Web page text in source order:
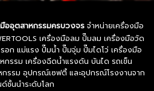
ออุตสาหกรรมครบวงจรจำหน่ายเครื่องมือ
เครื่องมือลม ปั๊มลม เครื่องมือวัด
ก แม่แรง ปั๊มน้ำ ปั๊มจุ่ม ปั๊มไดโว่ เครื่องมือ
รรม เครื่องฉีดน้ำแรงดัน บันได รถเข็น
รรม อุปกรณ์เซฟตี้ และอุปกรณ์โรงงานจาก
ชั้นนำระดับโลก